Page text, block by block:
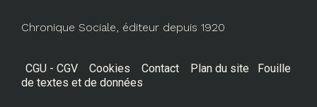
Chronique Sociale, éditeur depuis 1920
CGU - CGV Cookies Contact Plan du site
Fouille
de textes et de données